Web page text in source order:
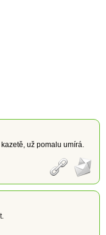
už pomalu umírá.